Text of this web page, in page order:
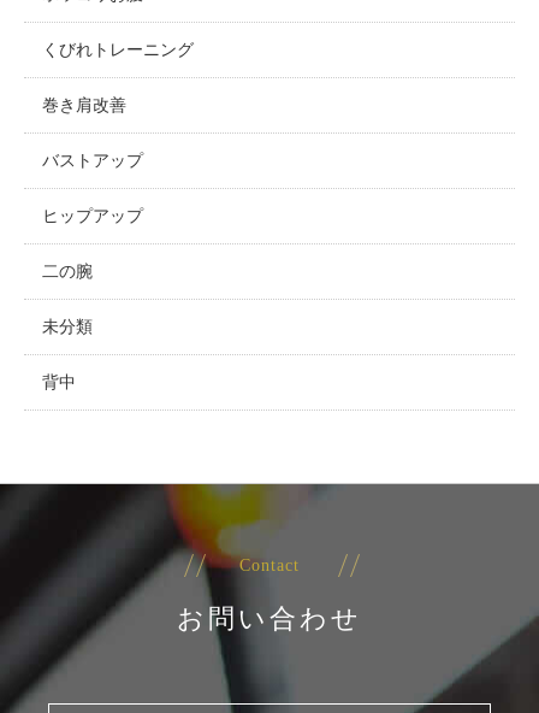
くびれトレーニング
巻き肩改善
バストアップ
ヒップアップ
二の腕
未分類
背中
Contact
お問い合わせ